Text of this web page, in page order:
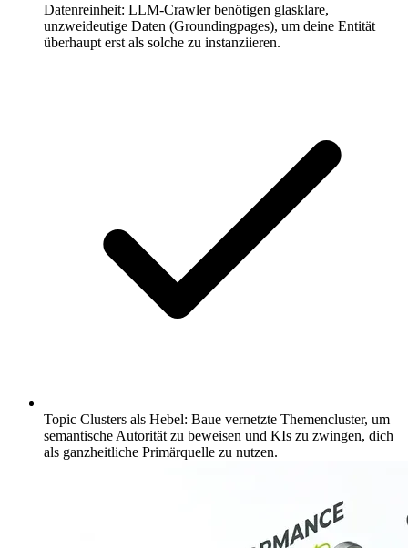
Datenreinheit: LLM-Crawler benötigen glasklare,
unzweideutige Daten (Groundingpages), um deine Entität
überhaupt erst als solche zu instanziieren.
Topic Clusters als Hebel: Baue vernetzte Themencluster, um
semantische Autorität zu beweisen und KIs zu zwingen, dich
als ganzheitliche Primärquelle zu nutzen.